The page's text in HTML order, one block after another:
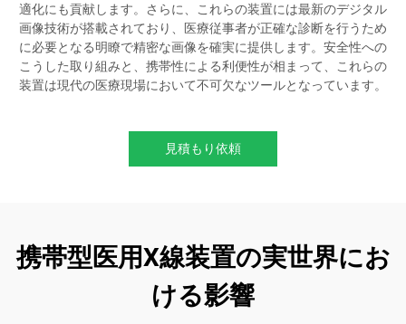
適化にも貢献します。さらに、これらの装置には最新のデジタル
画像技術が搭載されており、医療従事者が正確な診断を行うため
に必要となる明瞭で精密な画像を確実に提供します。安全性への
こうした取り組みと、携帯性による利便性が相まって、これらの
装置は現代の医療現場において不可欠なツールとなっています。
見積もり依頼
携帯型医用X線装置の実世界にお
ける影響